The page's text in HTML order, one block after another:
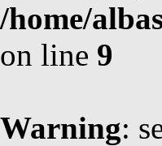
/home/
on line 9
Warning: